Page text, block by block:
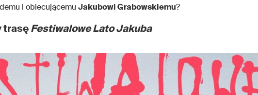
i obiecującemu Jakubowi Grabowskiemu?
trasęFestiwalowe Lato Jakuba